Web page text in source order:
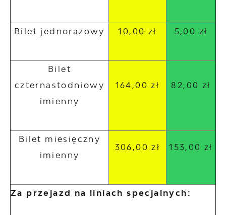
Bilet jednorazowy 10,00 zł 5,00 zł
Bilet
czternastodniowy
imienny
164,00 zł 82,00 zł
Bilet miesięczny
imienny
306,00 zł 153,00 zł
Za przejazd na liniach specjalnych: